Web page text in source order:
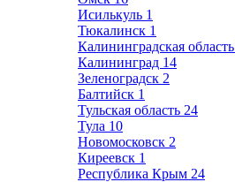
Исилькуль 1
Тюкалинск 1
Калининградская область
Калининград 14
Зеленоградск 2
Балтийск 1
Тульская область 24
Тула 10
Новомосковск 2
Киреевск 1
Республика Крым 24